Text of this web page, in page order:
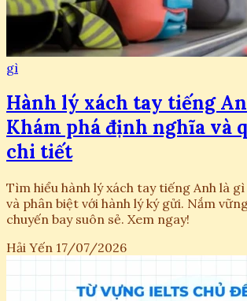
gì
Hành lý xách tay tiếng
Khám phá định nghĩa và
chi tiết
Tìm hiểu hành lý xách tay tiếng Anh là
và phân biệt với hành lý ký gửi. Nắm
chuyến bay suôn sẻ. Xem ngay!
Hải Yến 17/07/2026